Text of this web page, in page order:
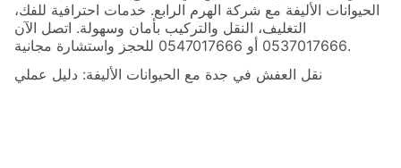
الحيوانات الأليفة مع شركة الهرم الرابع. خدمات احترافية للفك،
التغليف، النقل والتركيب بأمان وسهولة. اتصل الآن
0537017666 أو 0547017666 للحجز واستشارة مجانية.
نقل العفش في جدة مع الحيوانات الأليفة: دليل عملي